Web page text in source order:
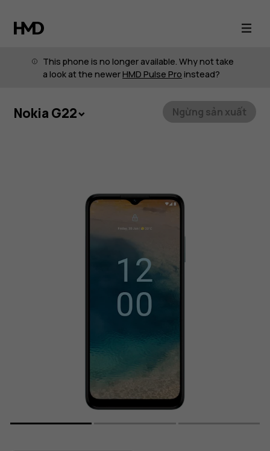
Nokia
G22
với
thiết
QuickFix
This phone is no longer available. Why not take
a look at the newerHMD Pulse Pro instead?
Nokia G22 Ngừng sản xuất